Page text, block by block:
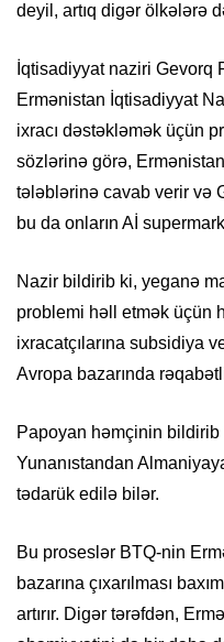
deyil, artıq digər ölkələrə
İqtisadiyyat naziri Gevorq
Ermənistan İqtisadiyyat
ixracı dəstəkləmək üçün
sözlərinə görə,
tələblərinə cavab verir və
bu da onların Aİ
Nazir bildirib ki, yeganə
problemi həll etmək üçün
ixracatçılarına subsidiya
Avropa bazarında
Papoyan həmçinin bildirib
Yunanıstandan
tədarük edilə bilər.
Bu proseslər BTQ-nin
bazarına çıxarılması
artırır. Digər tərəfdən,